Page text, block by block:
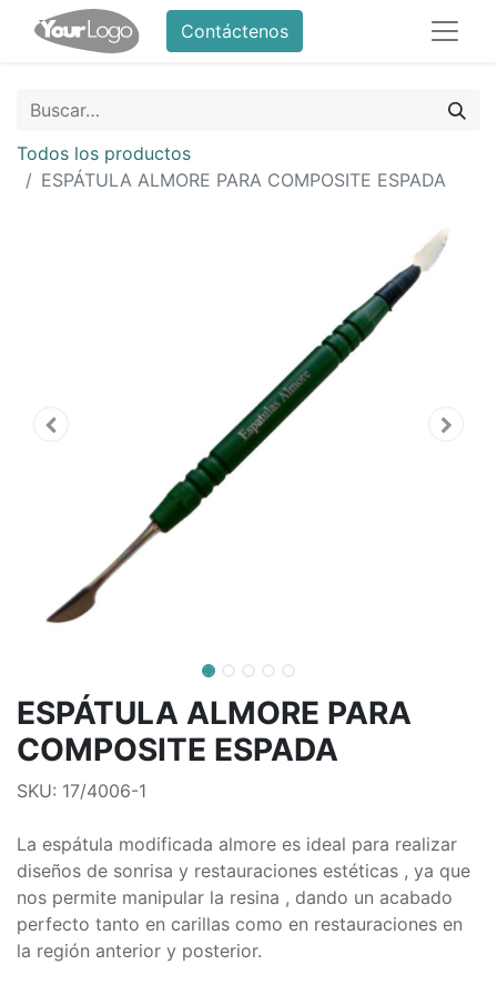
Contáctenos
Todos los productos
ESPÁTULA ALMORE PARA COMPOSITE ESPADA
ESPÁTULA ALMORE PARA
COMPOSITE ESPADA
SKU: 17/4006-1
La espátula modificada almore es ideal para realizar
diseños de sonrisa y restauraciones estéticas , ya que
nos permite manipular la resina , dando un acabado
perfecto tanto en carillas como en restauraciones en
la región anterior y posterior.